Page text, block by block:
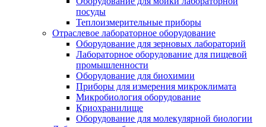
посуды
Теплоизмерительные приборы
Отраслевое лабораторное оборудование
Оборудование для зерновых лабораторий
Лабораторное оборудование для пищевой
промышленности
Оборудование для биохимии
Приборы для измерения микроклимата
Микробиология оборудование
Криохранилище
Оборудование для молекулярной биологии